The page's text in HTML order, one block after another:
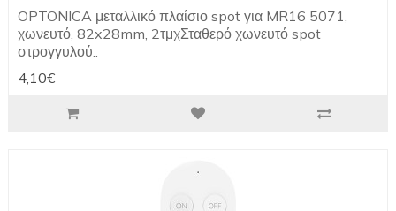
OPTONICA μεταλλικό πλαίσιο spot για MR16 5071,
χωνευτό, 82x28mm, 2τμχΣταθερό χωνευτό spot
στρογγυλού..
4,10€